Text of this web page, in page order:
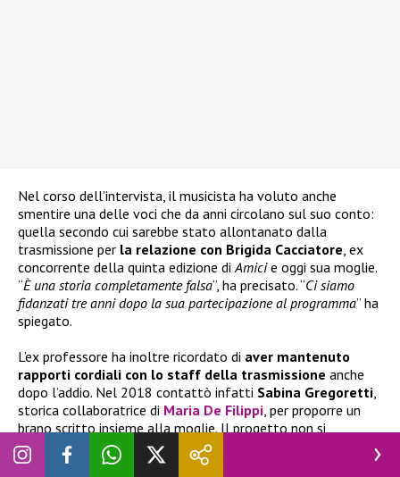
Nel corso dell’intervista, il musicista ha voluto anche
smentire una delle voci che da anni circolano sul suo conto:
quella secondo cui sarebbe stato allontanato dalla
trasmissione per la relazione con Brigida Cacciatore , ex
concorrente della quinta edizione di Amicie oggi sua moglie.
“È una storia completamente falsa“, ha precisato. “Ci siamo
fidanzati tre anni dopo la sua partecipazione al programma” ha
spiegato.
L’ex professore ha inoltre ricordato di aver mantenuto
rapporti cordiali con lo staff della trasmissione anche
dopo l’addio. Nel 2018 contattò infatti Sabina Gregoretti
storica collaboratrice di Maria De Filippi , per proporre un
brano scritto insieme alla moglie. Il progetto non si
concretizzò per motivi organizzativi, ma Pitteri ha
raccontato di aver trovato grande disponibilità.